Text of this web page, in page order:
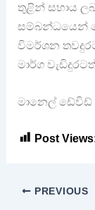
තුළින් සහාය
සම්බන්ධයෙන්
විමර්ශන
මාර්ග
මානෙල් ඩේවිඩ්
Post
PREVIOUS